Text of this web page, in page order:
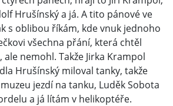
Hrušínský a já. A tito pánové ve
s oblibou říkám, kde vnuk jednoho
všechna přání, která chtěl
nemohl. Takže Jirka Krampol
Hrušínský miloval tanky, takže
jezdí na tanku, Luděk Sobota
a já lítám v helikoptéře.